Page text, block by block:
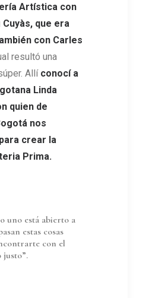
Artística con
Cuyàs, que era
con Carles
resultó una
Allí conocí a
Linda
quien de
nos
crear la
Prima.
uno está abierto a
estas cosas
con el
justo”.